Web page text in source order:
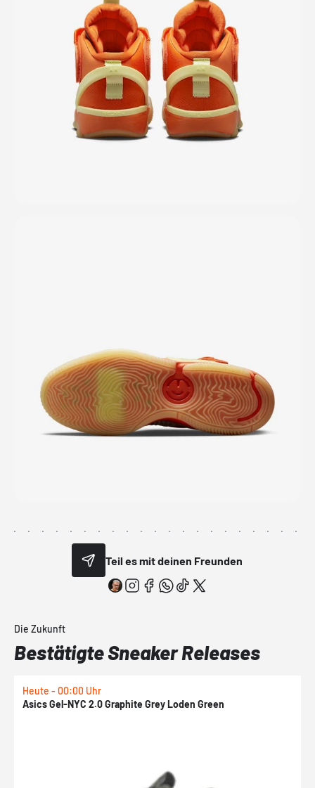
Teil es mit deinen Freunden
Die Zukunft
Bestätigte Sneaker Releases
Heute - 00:00 Uhr
Asics Gel-NYC 2.0 Graphite Grey Loden Green